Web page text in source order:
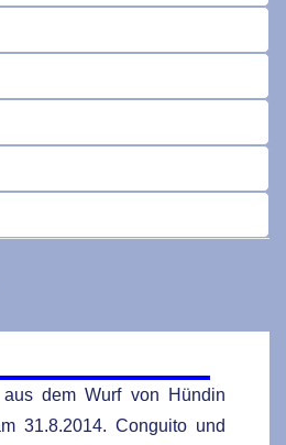
aus dem Wurf von Hündin
31.8.2014. Conguito und